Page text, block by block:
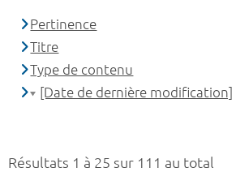
Résultats 1 à 25 sur 111 au total
Pertinence
Titre
Type de contenu
[Date de dernière modification]